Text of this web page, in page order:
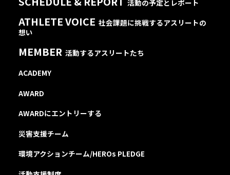
活動の予定とレポート
ATHLETE VOICE 社会課題に挑戦するアスリートの
想い
MEMBER 活動するアスリートたち
ACADEMY
AWARD
AWARDにエントリーする
災害支援チーム
環境アクションチーム/HEROs PLEDGE